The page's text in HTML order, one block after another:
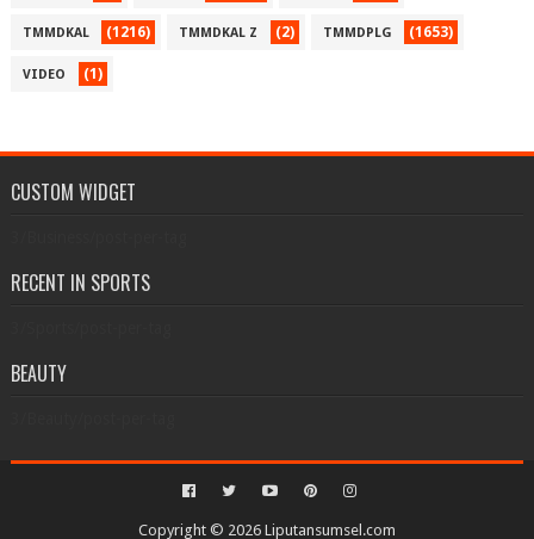
TMMDKAL (1216) TMMDKAL Z (2) TMMDPLG (1653)
VIDEO (1)
CUSTOM WIDGET
RECENT IN SPORTS
BEAUTY
Copyright © 2026 Liputansumsel.com